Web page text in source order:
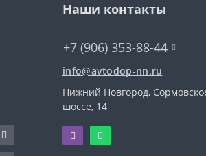
Наши контакты
+7 (906) 353-88-44
info@avtodop-nn.ru
Нижний Новгород,
шоссе, 14